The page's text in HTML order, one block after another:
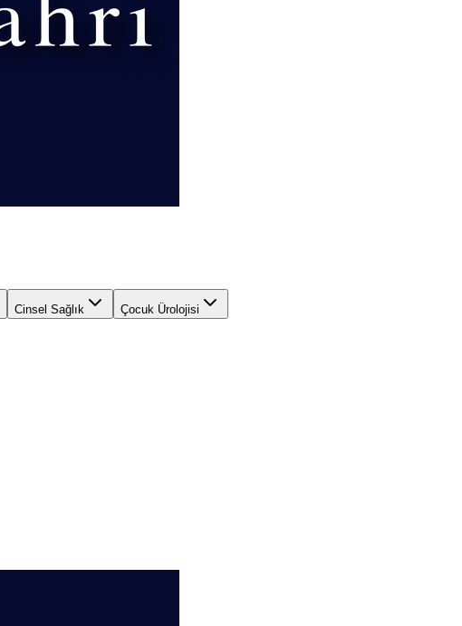
Cinsel Sağlık Çocuk Ürolojisi